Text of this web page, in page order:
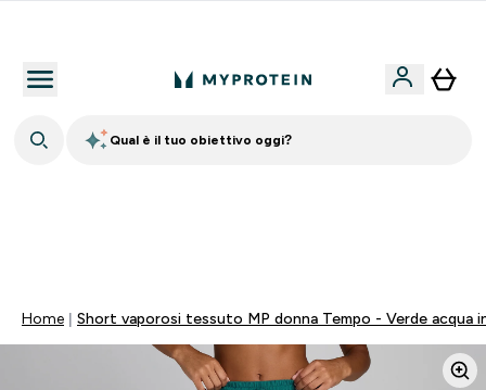
Qual è il tuo obiettivo oggi?
Home Short vaporosi tessuto MP donna Tempo - Verde acqua